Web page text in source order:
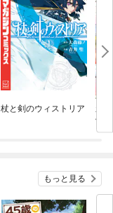
杖と剣のウィストリア
新
営
もっと見る